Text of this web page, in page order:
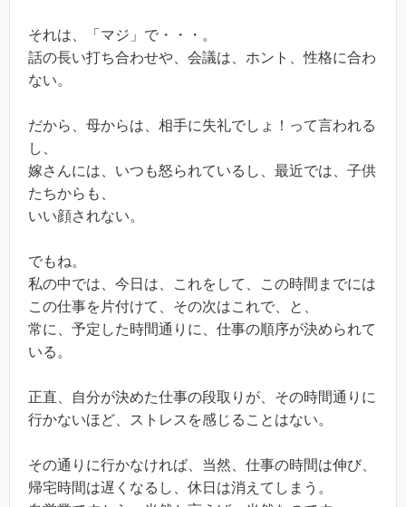
それは、「マジ」で・・・。
話の長い打ち合わせや、会議は、ホント、性格に合わ
ない。
だから、母からは、相手に失礼でしょ！って言われる
し、
嫁さんには、いつも怒られているし、最近では、子供
たちからも、
いい顔されない。
でもね。
私の中では、今日は、これをして、この時間までには
この仕事を片付けて、その次はこれで、と、
常に、予定した時間通りに、仕事の順序が決められて
いる。
正直、自分が決めた仕事の段取りが、その時間通りに
行かないほど、ストレスを感じることはない。
その通りに行かなければ、当然、仕事の時間は伸び、
帰宅時間は遅くなるし、休日は消えてしまう。